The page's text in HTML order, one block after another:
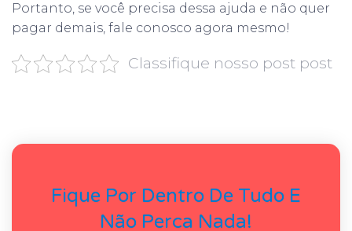
Portanto, se você precisa dessa ajuda e não quer
pagar demais, fale conosco agora mesmo!
Classifique nosso post post
Fique Por Dentro De Tudo E
Não Perca Nada!